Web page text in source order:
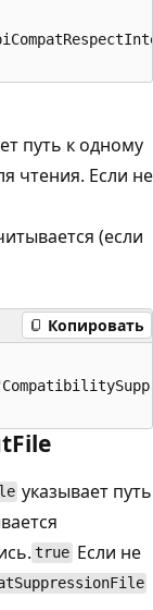
путь к одному
чтения. Если не
(если
Копировать
указывает путь
trueЕсли не